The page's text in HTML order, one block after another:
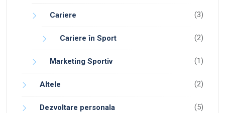
Cariere (3)
Cariere în Sport (2)
Marketing Sportiv (1)
Altele (2)
Dezvoltare personala (5)